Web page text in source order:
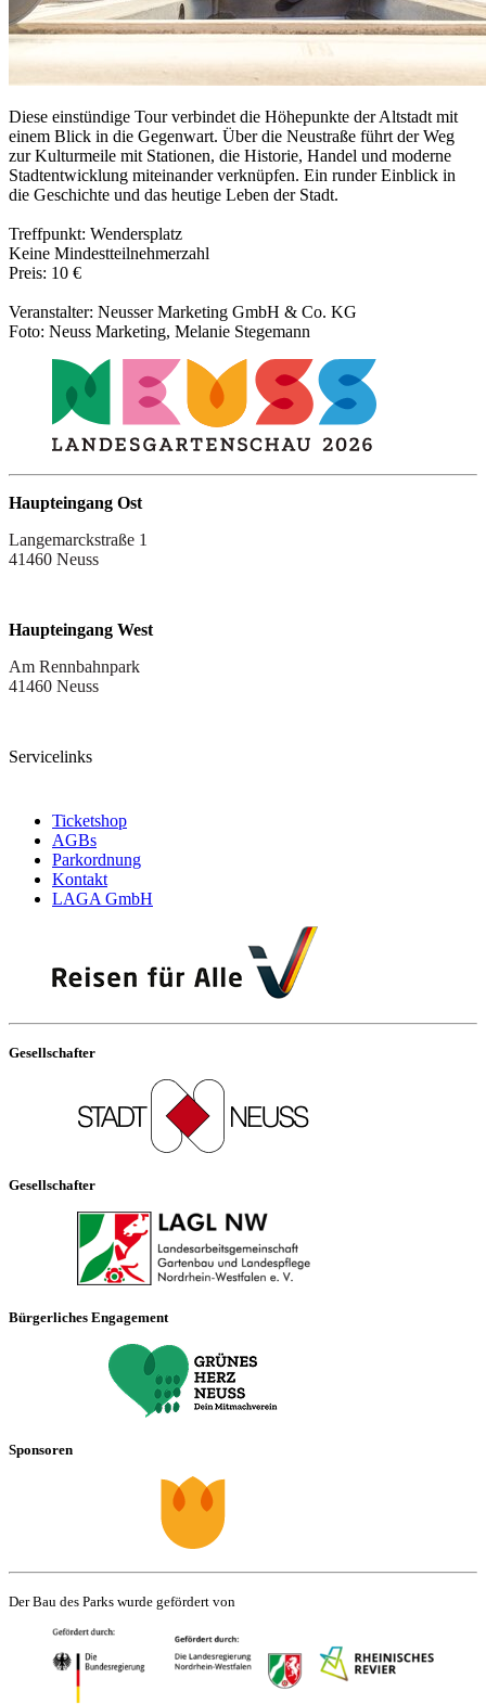
Diese einstündige Tour verbindet die Höhepunkte der Altstadt mit
einem Blick in die Gegenwart. Über die Neustraße führt der Weg
zur Kulturmeile mit Stationen, die Historie, Handel und moderne
Stadtentwicklung miteinander verknüpfen. Ein runder Einblick in
die Geschichte und das heutige Leben der Stadt.
Treffpunkt: Wendersplatz
Keine Mindestteilnehmerzahl
Preis: 10 €
Veranstalter: Neusser Marketing GmbH & Co. KG
Foto: Neuss Marketing, Melanie Stegemann
Haupteingang Ost
Langemarckstraße 1
41460 Neuss
Haupteingang West
Am Rennbahnpark
41460 Neuss
Servicelinks
Ticketshop
AGBs
Parkordnung
Kontakt
LAGA GmbH
Gesellschafter
Gesellschafter
Bürgerliches Engagement
Sponsoren
Der Bau des Parks wurde gefördert von